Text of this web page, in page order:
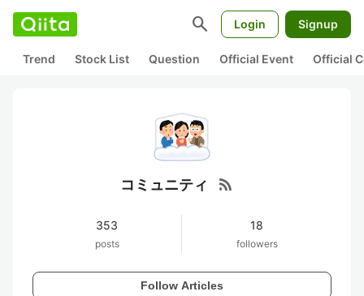
search Login Signup
Trend Stock List Question Official Event Official
コミュニティ rss_feed
353
posts
18
followers
Follow Articles